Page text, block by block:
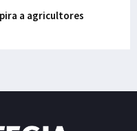
a agricultores